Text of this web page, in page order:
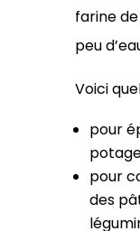
farine
peu
Voici
pour
pour
des